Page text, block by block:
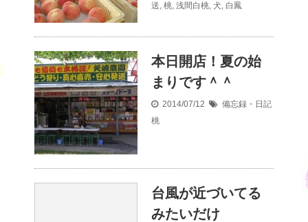
送, 桃, 浅間白桃, 犬, 白鳳
本日開店！夏の始
まりです＾＾
2014/07/12
備忘録・日記
桃
台風が近づいてる
みたいだけ